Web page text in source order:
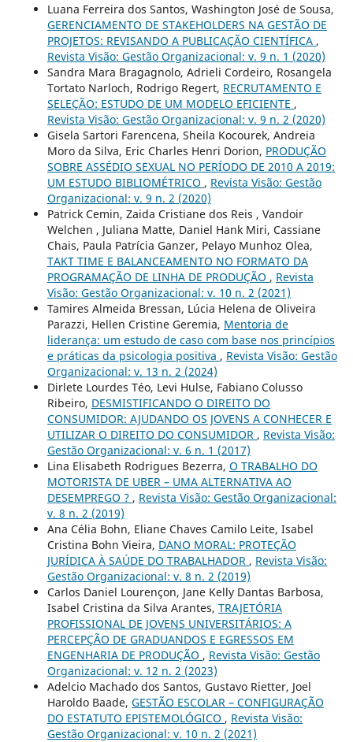
Luana Ferreira dos Santos, Washington José de Sousa,
GERENCIAMENTO DE STAKEHOLDERS NA GESTÃO DE
PROJETOS: REVISANDO A PUBLICAÇÃO CIENTÍFICA ,
Revista Visão: Gestão Organizacional: v. 9 n. 1 (2020)
Sandra Mara Bragagnolo, Adrieli Cordeiro, Rosangela
Tortato Narloch, Rodrigo Regert, RECRUTAMENTO E
SELEÇÃO: ESTUDO DE UM MODELO EFICIENTE ,
Revista Visão: Gestão Organizacional: v. 9 n. 2 (2020)
Gisela Sartori Farencena, Sheila Kocourek, Andreia
Moro da Silva, Eric Charles Henri Dorion, PRODUÇÃO
SOBRE ASSÉDIO SEXUAL NO PERÍODO DE 2010 A 2019:
UM ESTUDO BIBLIOMÉTRICO , Revista Visão: Gestão
Organizacional: v. 9 n. 2 (2020)
Patrick Cemin, Zaida Cristiane dos Reis , Vandoir
Welchen , Juliana Matte, Daniel Hank Miri, Cassiane
Chais, Paula Patrícia Ganzer, Pelayo Munhoz Olea,
TAKT TIME E BALANCEAMENTO NO FORMATO DA
PROGRAMAÇÃO DE LINHA DE PRODUÇÃO , Revista
Visão: Gestão Organizacional: v. 10 n. 2 (2021)
Tamires Almeida Bressan, Lúcia Helena de Oliveira
Parazzi, Hellen Cristine Geremia, Mentoria de
liderança: um estudo de caso com base nos princípios
e práticas da psicologia positiva , Revista Visão: Gestão
Organizacional: v. 13 n. 2 (2024)
Dirlete Lourdes Téo, Levi Hulse, Fabiano Colusso
Ribeiro, DESMISTIFICANDO O DIREITO DO
CONSUMIDOR: AJUDANDO OS JOVENS A CONHECER E
UTILIZAR O DIREITO DO CONSUMIDOR , Revista Visão:
Gestão Organizacional: v. 6 n. 1 (2017)
Lina Elisabeth Rodrigues Bezerra, O TRABALHO DO
MOTORISTA DE UBER – UMA ALTERNATIVA AO
DESEMPREGO ? , Revista Visão: Gestão Organizacional:
v. 8 n. 2 (2019)
Ana Célia Bohn, Eliane Chaves Camilo Leite, Isabel
Cristina Bohn Vieira, DANO MORAL: PROTEÇÃO
JURÍDICA À SAÚDE DO TRABALHADOR , Revista Visão:
Gestão Organizacional: v. 8 n. 2 (2019)
Carlos Daniel Lourençon, Jane Kelly Dantas Barbosa,
Isabel Cristina da Silva Arantes, TRAJETÓRIA
PROFISSIONAL DE JOVENS UNIVERSITÁRIOS: A
PERCEPÇÃO DE GRADUANDOS E EGRESSOS EM
ENGENHARIA DE PRODUÇÃO , Revista Visão: Gestão
Organizacional: v. 12 n. 2 (2023)
Adelcio Machado dos Santos, Gustavo Rietter, Joel
Haroldo Baade, GESTÃO ESCOLAR – CONFIGURAÇÃO
DO ESTATUTO EPISTEMOLÓGICO , Revista Visão:
Gestão Organizacional: v. 10 n. 2 (2021)